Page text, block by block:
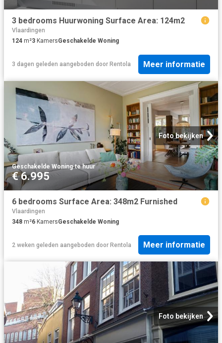
3 bedrooms Huurwoning Surface Area: 124m2
Vlaardingen
124 m²3 KamersGeschakelde Woning
3 dagen geleden aangeboden door Rentola Meer informatie
Foto bekijken
Geschakelde Woning·te huur
€ 6.995
6 bedrooms Surface Area: 348m2 Furnished
Vlaardingen
348 m²6 KamersGeschakelde Woning
2 weken geleden aangeboden door Rentola Meer informatie
Foto bekijken